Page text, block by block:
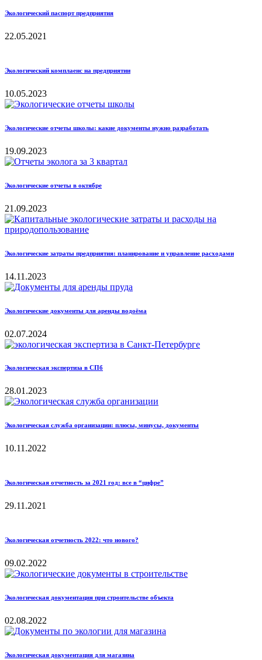
Экологический паспорт предприятия
22.05.2021
Экологический комплаенс на предприятии
10.05.2023
Экологические отчеты школы: какие документы нужно разработать
19.09.2023
Экологические отчеты в октябре
21.09.2023
Экологические затраты предприятия: планирование и управление расходами
14.11.2023
Экологические документы для аренды водоёма
02.07.2024
Экологическая экспертиза в СПб
28.01.2023
Экологическая служба организации: плюсы, минусы, документы
10.11.2022
Экологическая отчетность за 2021 год: все в “цифре”
29.11.2021
Экологическая отчетность 2022: что нового?
09.02.2022
Экологическая документация при строительстве объекта
02.08.2022
Экологическая документация для магазина